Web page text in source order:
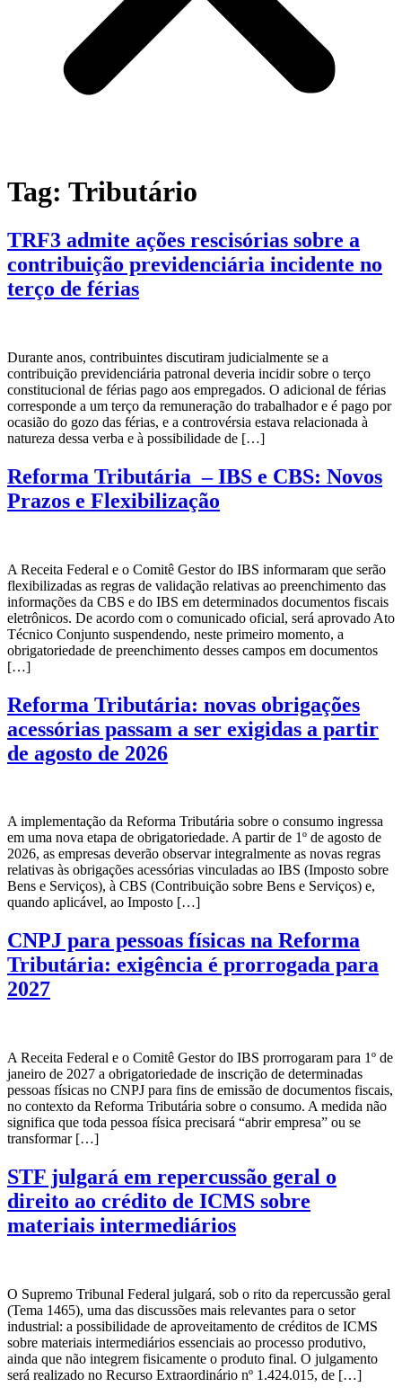
Tag: Tributário
TRF3 admite ações rescisórias sobre a
contribuição previdenciária incidente no
terço de férias
Durante anos, contribuintes discutiram judicialmente se a
contribuição previdenciária patronal deveria incidir sobre o terço
constitucional de férias pago aos empregados. O adicional de férias
corresponde a um terço da remuneração do trabalhador e é pago por
ocasião do gozo das férias, e a controvérsia estava relacionada à
natureza dessa verba e à possibilidade de […]
Reforma Tributária – IBS e CBS: Novos
Prazos e Flexibilização
A Receita Federal e o Comitê Gestor do IBS informaram que serão
flexibilizadas as regras de validação relativas ao preenchimento das
informações da CBS e do IBS em determinados documentos fiscais
eletrônicos. De acordo com o comunicado oficial, será aprovado Ato
Técnico Conjunto suspendendo, neste primeiro momento, a
obrigatoriedade de preenchimento desses campos em documentos
[…]
Reforma Tributária: novas obrigações
acessórias passam a ser exigidas a partir
de agosto de 2026
A implementação da Reforma Tributária sobre o consumo ingressa
em uma nova etapa de obrigatoriedade. A partir de 1º de agosto de
2026, as empresas deverão observar integralmente as novas regras
relativas às obrigações acessórias vinculadas ao IBS (Imposto sobre
Bens e Serviços), à CBS (Contribuição sobre Bens e Serviços) e,
quando aplicável, ao Imposto […]
CNPJ para pessoas físicas na Reforma
Tributária: exigência é prorrogada para
2027
A Receita Federal e o Comitê Gestor do IBS prorrogaram para 1º de
janeiro de 2027 a obrigatoriedade de inscrição de determinadas
pessoas físicas no CNPJ para fins de emissão de documentos fiscais,
no contexto da Reforma Tributária sobre o consumo. A medida não
significa que toda pessoa física precisará “abrir empresa” ou se
transformar […]
STF julgará em repercussão geral o
direito ao crédito de ICMS sobre
materiais intermediários
O Supremo Tribunal Federal julgará, sob o rito da repercussão geral
(Tema 1465), uma das discussões mais relevantes para o setor
industrial: a possibilidade de aproveitamento de créditos de ICMS
sobre materiais intermediários essenciais ao processo produtivo,
ainda que não integrem fisicamente o produto final. O julgamento
será realizado no Recurso Extraordinário nº 1.424.015, de […]